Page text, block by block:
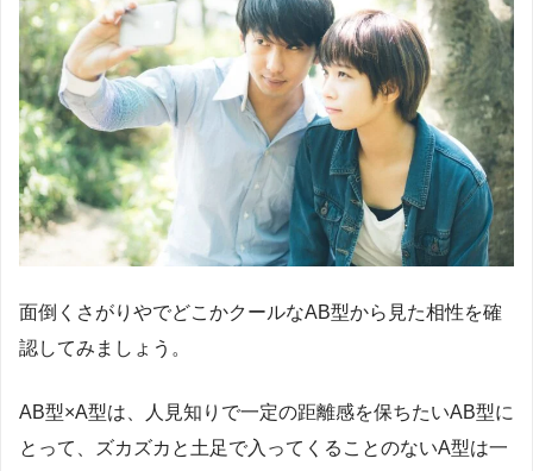
面倒くさがりやでどこかクールなAB型から見た相性を確
認してみましょう。
AB型×A型は、人見知りで一定の距離感を保ちたいAB型に
とって、ズカズカと土足で入ってくることのないA型は一